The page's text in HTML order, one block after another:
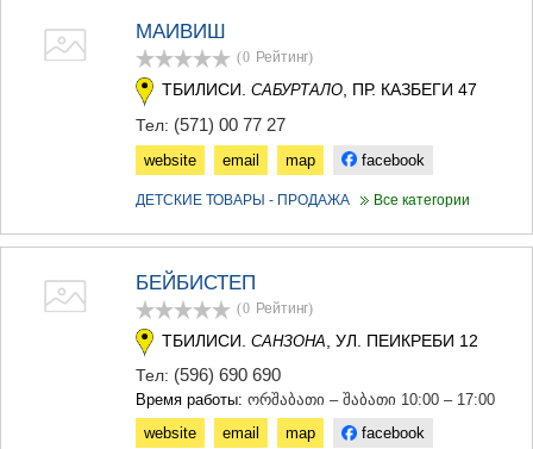
МАИВИШ
(0 Рейтинг)
ТБИЛИСИ. САБУРТАЛО , ПР. КАЗБЕГИ 47
Тел: (571) 00 77 27
website email map facebook
ДЕТСКИЕ ТОВАРЫ - ПРОДАЖА Все категории
БЕЙБИСТЕП
(0 Рейтинг)
ТБИЛИСИ. САНЗОНА , УЛ. ПЕИКРЕБИ 12
Тел: (596) 690 690
Время работы: ორშაბათი – შაბათი 10:00 – 17:00
website
email map facebook